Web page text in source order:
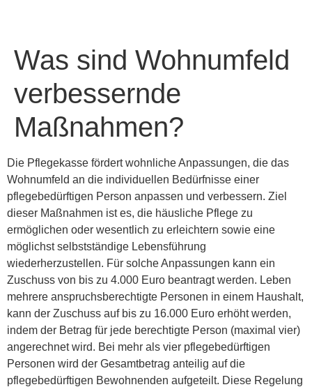
Was sind Wohnumfeld
verbessernde
Maßnahmen?
Die Pflegekasse fördert wohnliche Anpassungen, die das
Wohnumfeld an die individuellen Bedürfnisse einer
pflegebedürftigen Person anpassen und verbessern. Ziel
dieser Maßnahmen ist es, die häusliche Pflege zu
ermöglichen oder wesentlich zu erleichtern sowie eine
möglichst selbstständige Lebensführung
wiederherzustellen. Für solche Anpassungen kann ein
Zuschuss von bis zu 4.000 Euro beantragt werden. Leben
mehrere anspruchsberechtigte Personen in einem Haushalt,
kann der Zuschuss auf bis zu 16.000 Euro erhöht werden,
indem der Betrag für jede berechtigte Person (maximal vier)
angerechnet wird. Bei mehr als vier pflegebedürftigen
Personen wird der Gesamtbetrag anteilig auf die
pflegebedürftigen Bewohnenden aufgeteilt. Diese Regelung